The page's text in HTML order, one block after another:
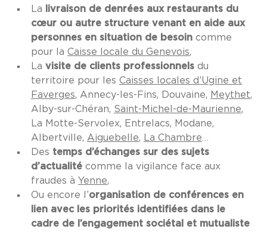
La
livraison de denrées aux restaurants du
cœur ou autre structure venant en aide aux
personnes en situation de besoin comme
pour la Caisse locale du Genevois,
La visite de clients professionnels du
territoire pour les Caisses locales d’Ugine et
Faverges, Annecy-les-Fins, Douvaine, Meythet,
Alby-sur-Chéran, Saint-Michel-de-Maurienne,
La Motte-Servolex, Entrelacs, Modane,
Albertville, Aiguebelle, La Chambre
Des temps d’échanges sur des sujets
d’actualité comme la vigilance face aux
fraudes à Yenne,
Ou encore l’organisation de conférences en
lien avec les priorités identifiées dans le
cadre de l’engagement sociétal et mutualiste